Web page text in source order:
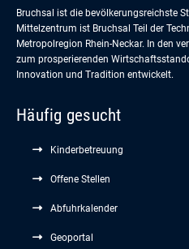
Bruchsal ist die bevölkerungsreichste
Mittelzentrum ist Bruchsal Teil der
Metropolregion Rhein-Neckar. In den
zum prosperierenden
Innovation und Tradition entwickelt.
Häufig gesucht
Kinderbetreuung
Offene Stellen
Abfuhrkalender
Geoportal